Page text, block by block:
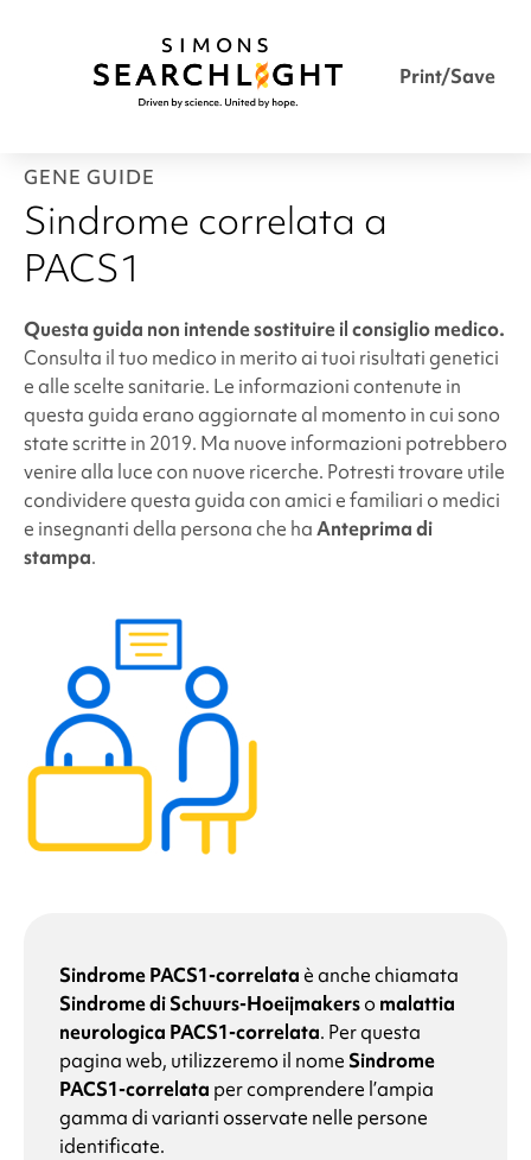
Print/Save
GENE GUIDE
Sindrome correlata a
PACS1
Questa guida non intende sostituire il consiglio medico.
Consulta il tuo medico in merito ai tuoi risultati genetici
e alle scelte sanitarie. Le informazioni contenute in
questa guida erano aggiornate al momento in cui sono
state scritte in 2019. Ma nuove informazioni potrebbero
venire alla luce con nuove ricerche. Potresti trovare utile
condividere questa guida con amici e familiari o medici
e insegnanti della persona che haAnteprima di
stampa.
Sindrome PACS1-correlataè anche chiamata
Sindrome di Schuurs-Hoeijmakerso malattia
neurologica PACS1-correlata. Per questa
pagina web, utilizzeremo il nomeSindrome
PACS1-correlata per comprendere l’ampia
gamma di varianti osservate nelle persone
identificate.